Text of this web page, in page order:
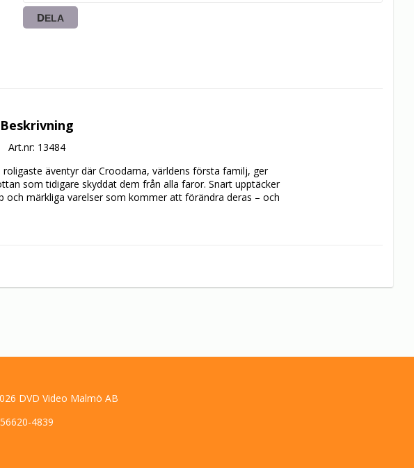
DELA
Beskrivning
Art.nr: 13484
äventyr där Croodarna, världens första familj, ger
som tidigare skyddat dem från alla faror. Snart upptäcker
och märkliga varelser som kommer att förändra deras – och
DVD Video Malmö AB
4839